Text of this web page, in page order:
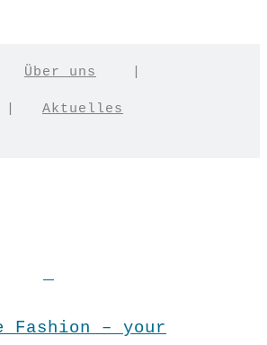
Über uns
Aktuelles
Fashion – your